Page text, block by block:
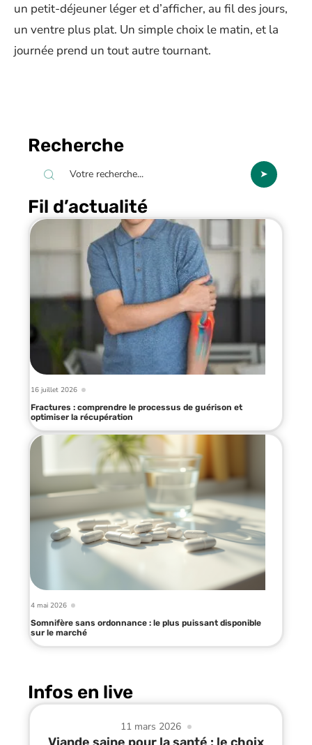
un petit-déjeuner léger et d’afficher, au fil des jours,
un ventre plus plat. Un simple choix le matin, et la
journée prend un tout autre tournant.
Recherche
Fil d’actualité
16 juillet 2026
Fractures : comprendre le processus de guérison et
optimiser la récupération
4 mai 2026
Somnifère sans ordonnance : le plus puissant disponible
sur le marché
Infos en live
11 mars 2026